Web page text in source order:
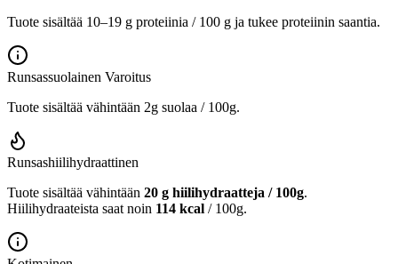
Tuote sisältää 10–19 g proteiinia / 100 g ja tukee proteiinin saantia.
Runsassuolainen Varoitus
Tuote sisältää vähintään 2g suolaa / 100g.
Runsashiilihydraattinen
Tuote sisältää vähintään 20 g hiilihydraatteja / 100g.
Hiilihydraateista saat noin 114 kcal / 100g.